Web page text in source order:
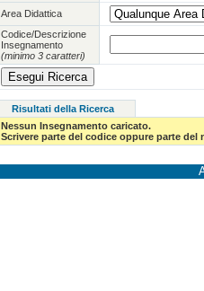
Area Didattica
Codice/Descrizione
Insegnamento
(minimo 3 caratteri)
Risultati della Ricerca
Nessun Insegnamento caricato.
Scrivere parte del codice oppure parte